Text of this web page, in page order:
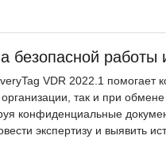
безопасной работы
VDR 2022.1 помогает
организации, так и при
конфиденциальные
экспертизу и выявить